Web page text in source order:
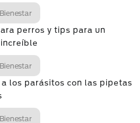
perros y tips para un
a los parásitos con las pipetas